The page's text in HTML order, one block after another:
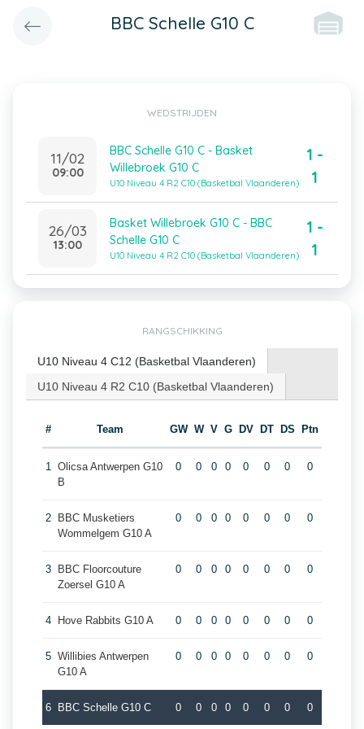
BBC Schelle G10 C
WEDSTRIJDEN
11/02
09:00
BBC Schelle G10 C - Basket
Willebroek G10 C
U10 Niveau 4 R2 C10 (Basketbal Vlaanderen)
1 -
1
26/03
13:00
Basket Willebroek G10 C - BBC
Schelle G10 C
U10 Niveau 4 R2 C10 (Basketbal Vlaanderen)
1 -
1
RANGSCHIKKING
U10 Niveau 4 C12 (Basketbal Vlaanderen)
U10 Niveau 4 R2 C10 (Basketbal Vlaanderen)
# Team GW W V G DV DT DS Ptn
1 Olicsa Antwerpen G10
B
0 0 0 0 0 0 0 0
2
BBC Musketiers
Wommelgem G10 A
0 0 0 0 0 0 0 0
3
BBC Floorcouture
Zoersel G10 A
0 0 0 0 0 0 0 0
4 Hove Rabbits G10 A 0 0 0 0 0 0 0 0
5 Willibies Antwerpen
G10 A
0 0 0 0 0 0 0 0
6 BBC Schelle G10 C 0 0 0 0 0 0 0 0